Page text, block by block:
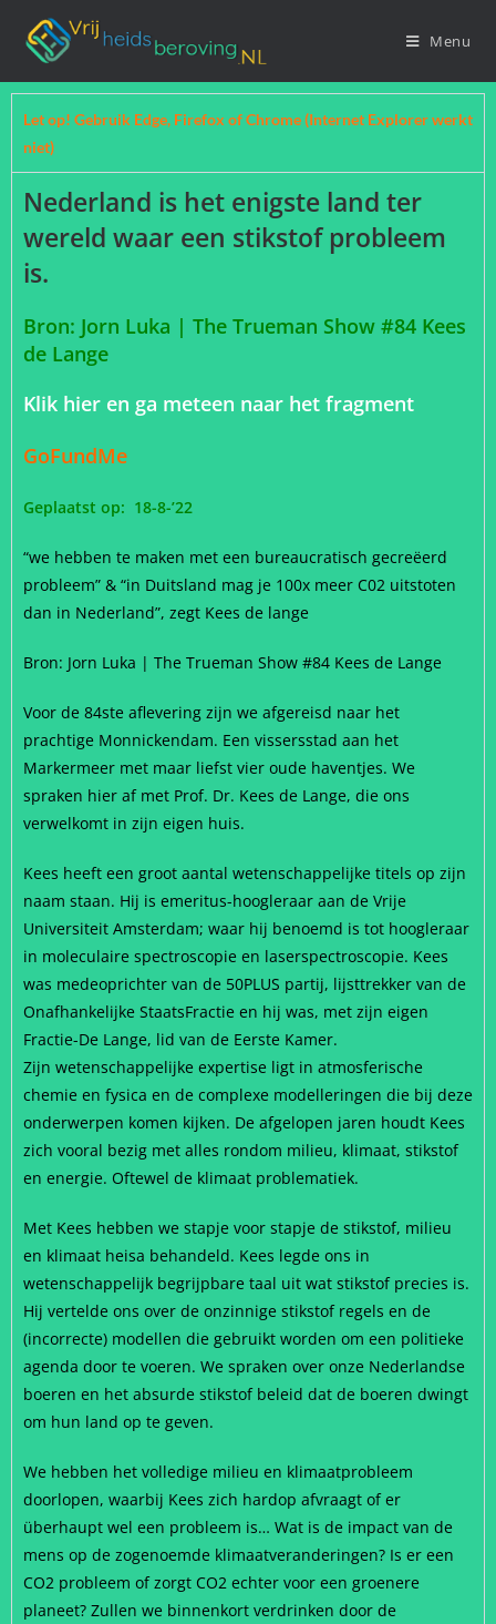
Menu
Let op! Gebruik Edge, Firefox of Chrome (Internet Explorer werkt
niet)
Nederland is het enigste land ter
wereld waar een stikstof probleem
is.
Bron: Jorn Luka | The Trueman Show #84 Kees
de Lange
Klik hier en ga meteen naar het fragment
GoFundMe
Geplaatst op: 18-8-’22
“we hebben te maken met een bureaucratisch gecreëerd
probleem” & “in Duitsland mag je 100x meer C02 uitstoten
dan in Nederland”, zegt Kees de lange
Bron: Jorn Luka | The Trueman Show #84 Kees de Lange
Voor de 84ste aflevering zijn we afgereisd naar het
prachtige Monnickendam. Een vissersstad aan het
Markermeer met maar liefst vier oude haventjes. We
spraken hier af met Prof. Dr. Kees de Lange, die ons
verwelkomt in zijn eigen huis.
Kees heeft een groot aantal wetenschappelijke titels op zijn
naam staan. Hij is emeritus-hoogleraar aan de Vrije
Universiteit Amsterdam; waar hij benoemd is tot hoogleraar
in moleculaire spectroscopie en laserspectroscopie. Kees
was medeoprichter van de 50PLUS partij, lijsttrekker van de
Onafhankelijke StaatsFractie en hij was, met zijn eigen
Fractie-De Lange, lid van de Eerste Kamer.
Zijn wetenschappelijke expertise ligt in atmosferische
chemie en fysica en de complexe modelleringen die bij deze
onderwerpen komen kijken. De afgelopen jaren houdt Kees
zich vooral bezig met alles rondom milieu, klimaat, stikstof
en energie. Oftewel de klimaat problematiek.
Met Kees hebben we stapje voor stapje de stikstof, milieu
en klimaat heisa behandeld. Kees legde ons in
wetenschappelijk begrijpbare taal uit wat stikstof precies is.
Hij vertelde ons over de onzinnige stikstof regels en de
(incorrecte) modellen die gebruikt worden om een politieke
agenda door te voeren. We spraken over onze Nederlandse
boeren en het absurde stikstof beleid dat de boeren dwingt
om hun land op te geven.
We hebben het volledige milieu en klimaatprobleem
doorlopen, waarbij Kees zich hardop afvraagt of er
überhaupt wel een probleem is… Wat is de impact van de
mens op de zogenoemde klimaatveranderingen? Is er een
CO2 probleem of zorgt CO2 echter voor een groenere
planeet? Zullen we binnenkort verdrinken door de